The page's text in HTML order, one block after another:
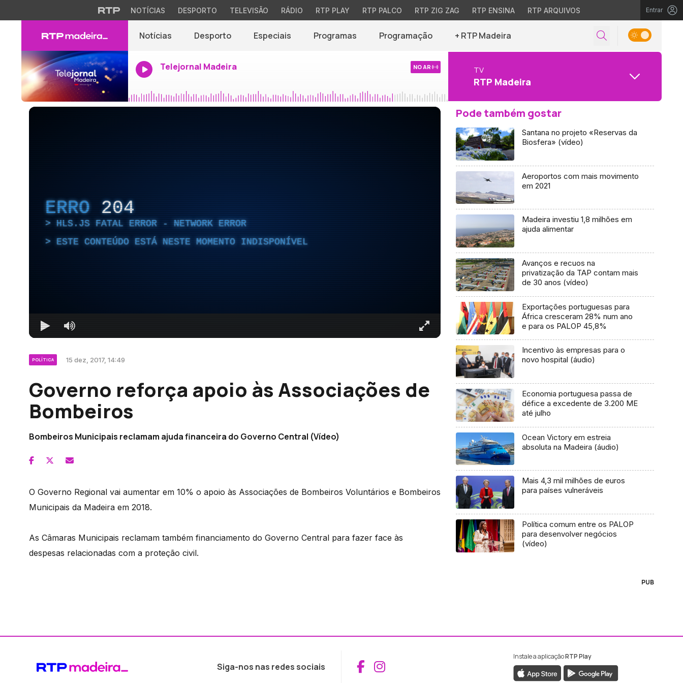
NOTÍCIAS DESPORTO TELEVISÃO RÁDIO RTP PLAY RTP PALCO RTP ZIG ZAG RTP ENSINA RTP ARQUIVOS Entrar
Notícias Desporto Especiais Programas Programação + RTP Madeira
Telejornal Madeira NO AR TV
RTP Madeira
ERRO 204
HLS.JS FATAL ERROR - NETWORK ERROR
ESTE CONTEÚDO ESTÁ NESTE MOMENTO INDISPONÍVEL
POLÍTICA 15 dez, 2017, 14:49
Governo reforça apoio às Associações de
Bombeiros
Bombeiros Municipais reclamam ajuda financeira do Governo Central (Vídeo)
O Governo Regional vai aumentar em 10% o apoio às Associações de Bombeiros Voluntários e Bombeiros
Municipais da Madeira em 2018.
As Câmaras Municipais reclamam também financiamento do Governo Central para fazer face às
despesas relacionadas com a proteção civil.
Pode também gostar
Santana no projeto «Reservas da
Biosfera» (vídeo)
Aeroportos com mais movimento
em 2021
Madeira investiu 1,8 milhões em
ajuda alimentar
Avanços e recuos na
privatização da TAP contam mais
de 30 anos (vídeo)
Exportações portuguesas para
África cresceram 28% num ano
e para os PALOP 45,8%
Incentivo às empresas para o
novo hospital (áudio)
Economia portuguesa passa de
défice a excedente de 3.200 ME
até julho
Ocean Victory em estreia
absoluta na Madeira (áudio)
Mais 4,3 mil milhões de euros
para países vulneráveis
Política comum entre os PALOP
para desenvolver negócios
(vídeo)
PUB
Siga-nos nas redes sociais Aceder ao Facebook da RTP Madeira
Aceder ao Instagram da RTP Madeira
Instale a aplicaçãoRTP Play